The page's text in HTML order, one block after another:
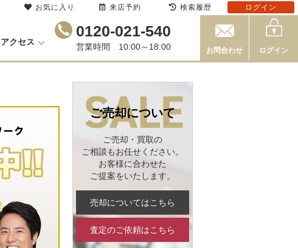
アクセス
0120-021-540
営業時間 10:00～18:00 お問合わせ ログイン
ご売却について
ご売却・買取の
ご相談もお任せください。
お客様に合わせた
ご提案をいたします。
売却についてはこちら
査定のご依頼はこちら
お気に入り 来店予約 検索履歴 ログイン